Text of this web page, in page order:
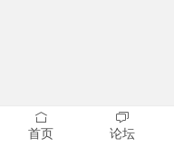
首页 论坛